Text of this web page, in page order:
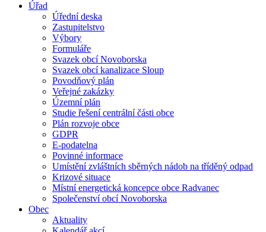
Úřad
Úřední deska
Zastupitelstvo
Výbory
Formuláře
Svazek obcí Novoborska
Svazek obcí kanalizace Sloup
Povodňový plán
Veřejné zakázky
Územní plán
Studie řešení centrální části obce
Plán rozvoje obce
GDPR
E-podatelna
Povinné informace
Umístění zvláštních sběrných nádob na tříděný odpad
Krizové situace
Místní energetická koncepce obce Radvanec
Společenství obcí Novoborska
Obec
Aktuality